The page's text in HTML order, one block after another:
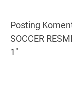
Posting
SOCCER
1"